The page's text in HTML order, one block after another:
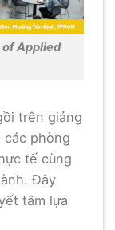
Applied
trên giảng
các phòng
tế cùng
Đây
tâm lựa